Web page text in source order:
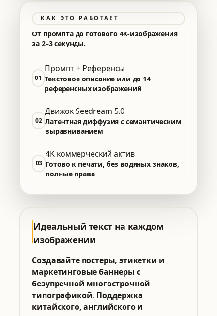
КАК ЭТО РАБОТАЕТ
От промпта до готового 4K-изображения
за 2–3 секунды.
01
Промпт + Референсы
Текстовое описание или до 14
референсных изображений
02
Движок Seedream 5.0
Латентная диффузия с семантическим
выравниванием
03
4K коммерческий актив
Готово к печати, без водяных знаков,
полные права
Идеальный текст на каждом
изображении
Создавайте постеры, этикетки и
маркетинговые баннеры с
безупречной многострочной
типографикой. Поддержка
китайского, английского и